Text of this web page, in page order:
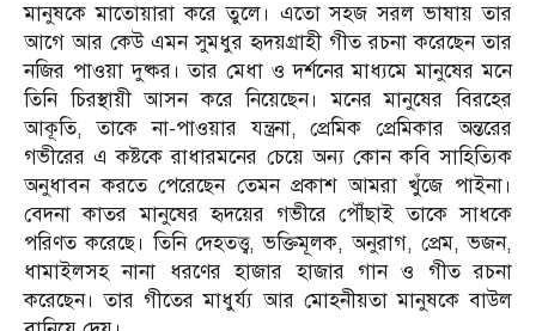
মানুষকে মাতোয়ারা করে তুলে। এতো সহজ সরল ভাষায় তার
আগে আর কেউ এমন সুমধুর হৃদয়গ্রাহী গীত রচনা করেছেন তার
নজির পাওয়া দুষ্কর। তার মেধা ও দর্শনের মাধ্যমে মানুষের মনে
তিনি চিরস্থায়ী আসন করে নিয়েছেন। মনের মানুষের বিরহের
আকূতি, তাকে না-পাওয়ার যন্ত্রনা, প্রেমিক প্রেমিকার অন্তরের
গভীরের এ কষ্টকে রাধারমনের চেয়ে অন্য কোন কবি সাহিত্যিক
অনুধাবন করতে পেরেছেন তেমন প্রকাশ আমরা খুঁজে পাইনা।
বেদনা কাতর মানুষের হৃদয়ের গভীরে পৌঁছাই তাকে সাধকে
পরিণত করেছে। তিনি দেহতত্ত্ব, ভক্তিমূলক, অনুরাগ, প্রেম, ভজন,
ধামাইলসহ নানা ধরণের হাজার হাজার গান ও গীত রচনা
করেছেন। তার গীতের মাধুর্য্য আর মোহনীয়তা মানুষকে বাউল